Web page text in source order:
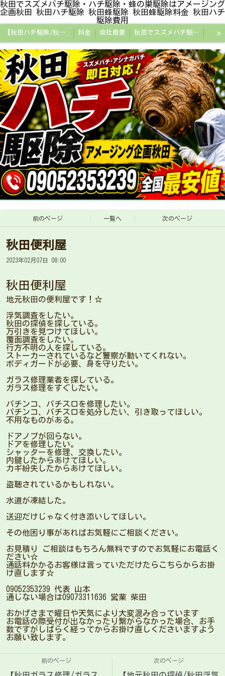
秋田でスズメバチ駆除・ハチ駆除・蜂の巣駆除はアメージング
企画秋田 秋田ハチ駆除 秋田蜂駆除 秋田蜂駆除料金 秋田ハチ
駆除費用
【秋田ハチ駆除/秋田蜂駆除/スズメバチの巣/ハチの巣専門プロ】 料金 会社概要 秋田でスズメバチ駆除・ハチ駆除・蜂の巣駆除はアメージング企画秋田
秋田県の蜂駆除料金・蜂の巣駆除の相場【全国平均と比較】 秋田探偵/秋田県浮気調査/秋田市万引きGメン
秋田便利屋アメージング企画秋田
»
前のページ 一覧へ 次のページ
秋田便利屋
2023年02月07日 08:00
秋田便利屋
地元秋田の便利屋です！☆
浮気調査をしたい。
秋田の探偵を探している。
万引きを見つけてほしい。
覆面調査をしたい。
行方不明の人を探している。
ストーカーされているなど警察が動いてくれない。
ボディガードが必要、身を守りたい。
ガラス修理業者を探している。
ガラス修理をすぐしたい。
パチンコ、パチスロを修理したい。
パチンコ、パチスロを処分したい、引き取ってほしい。
不用なものがある。
ドアノブが回らない。
ドアを修理したい。
シャッターを修理、交換したい。
内鍵したからあけてほしい。
カギ紛失したからあけてほしい。
盗聴されているかもしれない。
水道が凍結した。
送迎だけじゃなく付き添いしてほしい。
その他困り事があればお気軽にご相談ください。
お見積り ご相談はもちろん無料ですのでお気軽にお電話く
ださい☆
通話料かかるお客様は言っていただけたらこちらからお掛
け直します☆
09052353239 代表 山本
通じない場合は09073311636 営業 柴田
おかげさまで曜日や天気により大変混み合っています
お電話の際受付が出なかったり繋がらなかった場合、お手
数ですがしばらく経ってからお掛け直しくださいますよう
お願い致します。
前のページ 次のページ